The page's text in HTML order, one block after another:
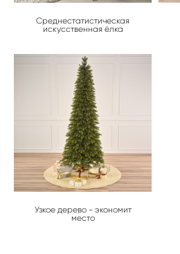
Среднестатистическая
искусственная ёлка
Узкое дерево - экономит
место